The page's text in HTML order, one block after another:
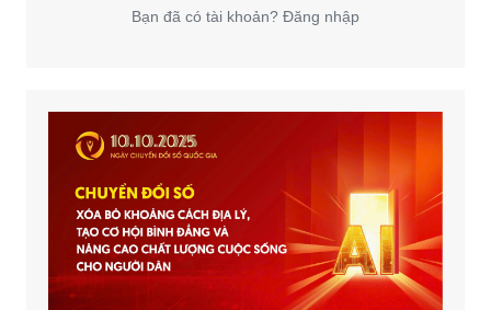
Bạn đã có tài khoản? Đăng nhập